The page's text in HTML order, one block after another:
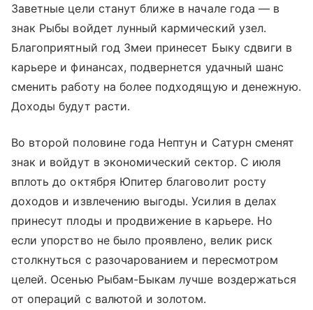
Заветные цели станут ближе в начале года — в
знак Рыбы войдет лунный кармический узел.
Благоприятный год Змеи принесет Быку сдвиги в
карьере и финансах, подвернется удачный шанс
сменить работу на более подходящую и денежную.
Доходы будут расти.
Во второй половине года Нептун и Сатурн сменят
знак и войдут в экономический сектор. С июля
вплоть до октября Юпитер благоволит росту
доходов и извлечению выгоды. Усилия в делах
принесут плоды и продвижение в карьере. Но
если упорство не было проявлено, велик риск
столкнуться с разочарованием и пересмотром
целей. Осенью Рыбам-Быкам лучше воздержаться
от операций с валютой и золотом.